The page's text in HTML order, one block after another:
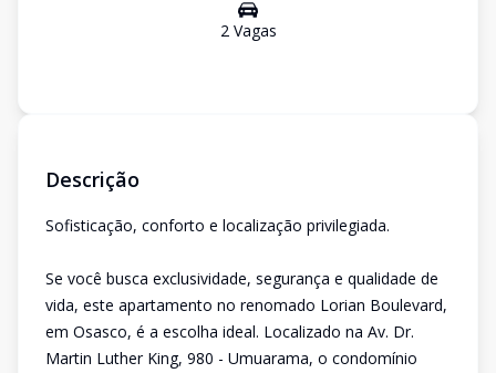
2Vagas
Descrição
Sofisticação, conforto e localização privilegiada.
Se você busca exclusividade, segurança e qualidade de
vida, este apartamento no renomado Lorian Boulevard,
em Osasco, é a escolha ideal. Localizado na Av. Dr.
Martin Luther King, 980 - Umuarama, o condomínio